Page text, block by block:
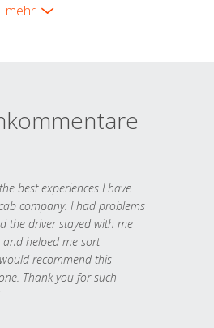
mehr
best experiences I have
company. I had problems
the driver stayed with me
helped me sort
recommend this
Thank you for such